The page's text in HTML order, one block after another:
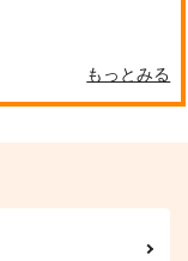
もっとみる